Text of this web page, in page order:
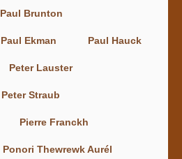
Paul Brunton
Paul Ekman Paul Hauck
Peter Lauster
Peter Straub
Pierre Franckh
Ponori Thewrewk Aurél